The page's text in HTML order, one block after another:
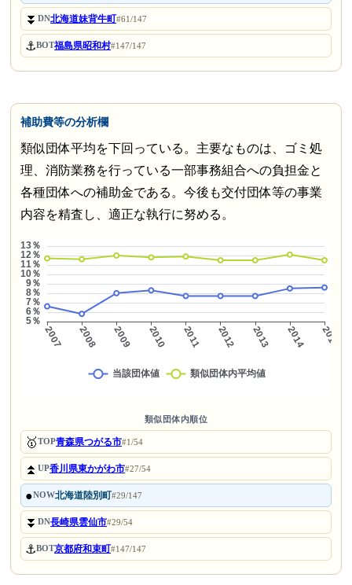
⏬DN北海道妹背牛町#61/147
⚓BOT福島県昭和村#147/147
補助費等の分析欄
類似団体平均を下回っている。主要なものは、ゴミ処
理、消防業務を行っている一部事務組合への負担金と
各種団体への補助金である。今後も交付団体等の事業
内容を精査し、適正な執行に努める。
類似団体内順位
🥇TOP青森県つがる市#1/54
⏫UP香川県東かがわ市#27/54
●NOW北海道陸別町#29/147
⏬DN長崎県雲仙市#29/54
⚓BOT京都府和束町#147/147